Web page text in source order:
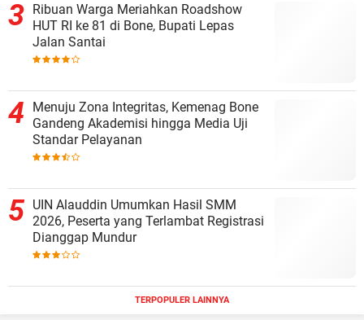
Ribuan Warga Meriahkan Roadshow
HUT RI ke 81 di Bone, Bupati Lepas
Jalan Santai
Menuju Zona Integritas, Kemenag Bone
Gandeng Akademisi hingga Media Uji
Standar Pelayanan
UIN Alauddin Umumkan Hasil SMM
2026, Peserta yang Terlambat Registrasi
Dianggap Mundur
TERPOPULER LAINNYA